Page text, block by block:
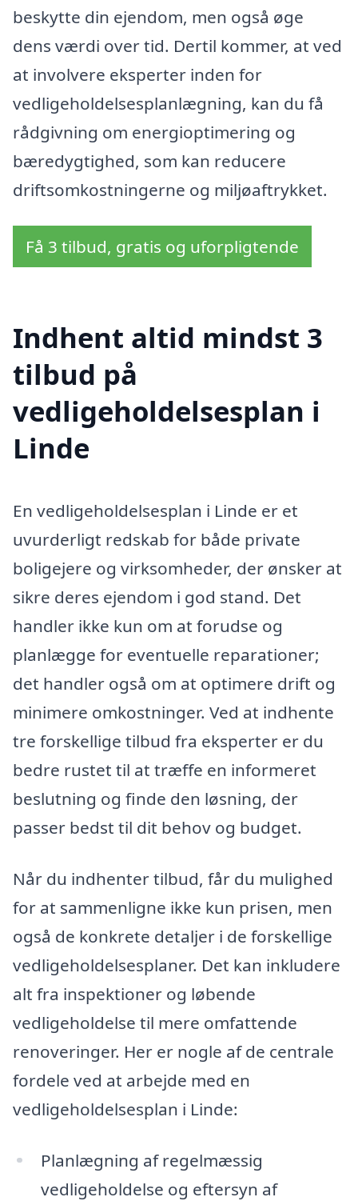
beskytte din ejendom, men også øge
dens værdi over tid. Dertil kommer, at ved
at involvere eksperter inden for
vedligeholdelsesplanlægning, kan du få
rådgivning om energioptimering og
bæredygtighed, som kan reducere
driftsomkostningerne og miljøaftrykket.
Få 3 tilbud, gratis og uforpligtende
Indhent altid mindst 3
tilbud på
vedligeholdelsesplan i
Linde
En vedligeholdelsesplan i Linde er et
uvurderligt redskab for både private
boligejere og virksomheder, der ønsker at
sikre deres ejendom i god stand. Det
handler ikke kun om at forudse og
planlægge for eventuelle reparationer;
det handler også om at optimere drift og
minimere omkostninger. Ved at indhente
tre forskellige tilbud fra eksperter er du
bedre rustet til at træffe en informeret
beslutning og finde den løsning, der
passer bedst til dit behov og budget.
Når du indhenter tilbud, får du mulighed
for at sammenligne ikke kun prisen, men
også de konkrete detaljer i de forskellige
vedligeholdelsesplaner. Det kan inkludere
alt fra inspektioner og løbende
vedligeholdelse til mere omfattende
renoveringer. Her er nogle af de centrale
fordele ved at arbejde med en
vedligeholdelsesplan i Linde:
Planlægning af regelmæssig
vedligeholdelse og eftersyn af